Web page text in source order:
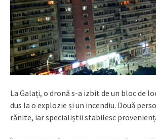
La Galați, o dronă s-a izbit de un bloc de
dus la o explozie și un incendiu. Două
rănite, iar specialiștii stabilesc